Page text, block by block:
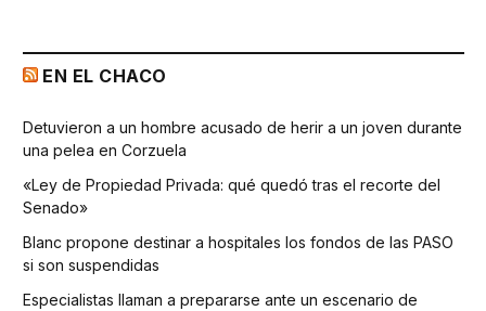
EN EL CHACO
Detuvieron a un hombre acusado de herir a un joven durante
una pelea en Corzuela
«Ley de Propiedad Privada: qué quedó tras el recorte del
Senado»
Blanc propone destinar a hospitales los fondos de las PASO
si son suspendidas
Especialistas llaman a prepararse ante un escenario de